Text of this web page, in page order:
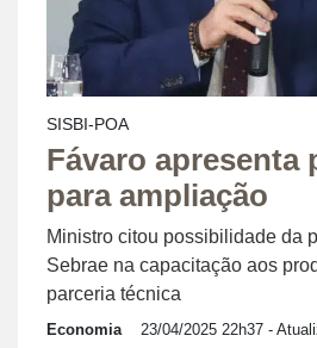
SISBI-POA
Fávaro apresenta
para ampliação
Ministro citou possibilidade da
Sebrae na capacitação aos
parceria técnica
Economia 23/04/2025 22h37 -